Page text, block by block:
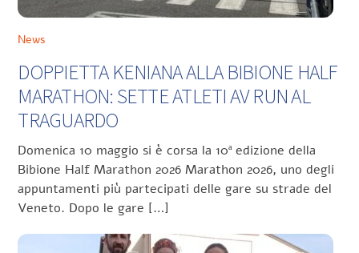
News
DOPPIETTA KENIANA ALLA BIBIONE HALF
MARATHON: SETTE ATLETI AV RUN AL
TRAGUARDO
Domenica 10 maggio si è corsa la 10ª edizione della
Bibione Half Marathon 2026 Marathon 2026, uno degli
appuntamenti più partecipati delle gare su strade del
Veneto. Dopo le gare […]